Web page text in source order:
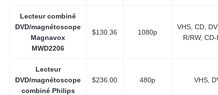
Lecteur combiné
DVD/magnétoscope
Magnavox
MWD2206
$130.36 1080p
VHS, CD,
R/RW,
Lecteur
DVD/magnétoscope
combiné Philips
$236.00 480p VHS,